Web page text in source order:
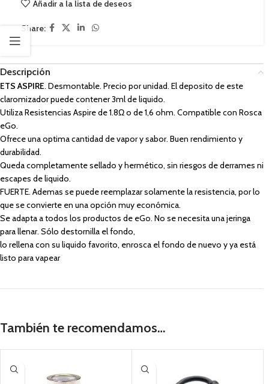
Añadir a la lista de deseos
Share:
Descripción
ETS ASPIRE. Desmontable. Precio por unidad. El deposito de este
claromizador puede contener 3ml de liquido.
Utiliza Resistencias Aspire de 1.8Ω o de 1,6 ohm. Compatible con Rosca
eGo.
Ofrece una optima cantidad de vapor y sabor. Buen rendimiento y
durabilidad.
Queda completamente sellado y hermético, sin riesgos de derrames ni
escapes de liquido.
FUERTE. Ademas se puede reemplazar solamente la resistencia, por lo
que se convierte en una opción muy económica.
Se adapta a todos los productos de eGo. No se necesita una jeringa
para llenar. Sólo destornilla el fondo,
lo rellena con su liquido favorito, enrosca el fondo de nuevo y ya está
listo para vapear
También te recomendamos…